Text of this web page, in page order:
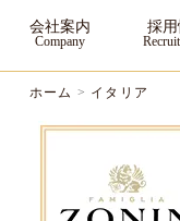
会社案内 採
ホーム > イタリア